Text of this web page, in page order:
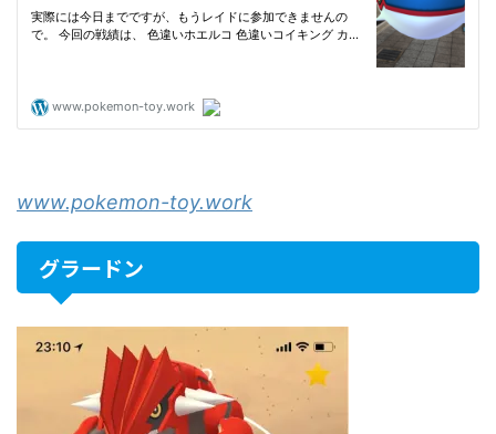
www.pokemon-toy.work
グラードン